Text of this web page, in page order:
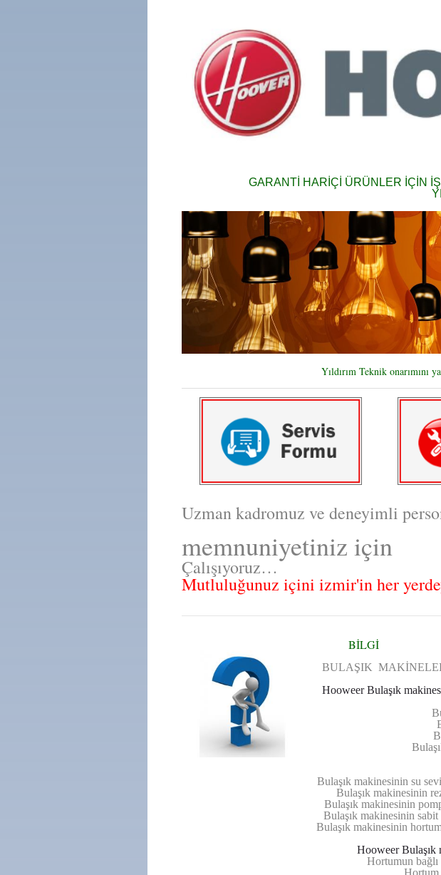
GARANTİ HARİÇİ ÜRÜNLER İÇİN
Yıldırım Teknik onarımını
Uzman kadromuz ve deneyimli
memnuniyetiniz için
Çalışıyoruz…
Mutluluğunuz içini izmir'in her
BİLGİ
BULAŞIK
Hooweer Bulaşık
Bulaşık makinesinin su
Bulaşık makinesinin
Bulaşık makinesinin
Bulaşık makinesinin sabit
Bulaşık makinesinin
Hooweer Bulaşık
Hortumun bağlı